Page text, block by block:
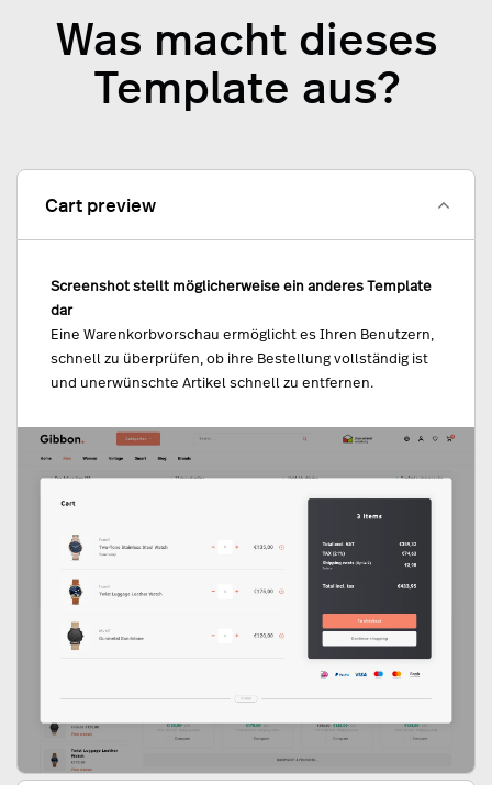
Was macht dieses
Template aus?
Cart preview
Screenshot stellt möglicherweise ein anderes Template
dar
Eine Warenkorbvorschau ermöglicht es Ihren Benutzern,
schnell zu überprüfen, ob ihre Bestellung vollständig ist
und unerwünschte Artikel schnell zu entfernen.